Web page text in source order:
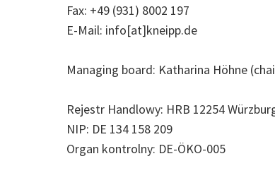
Fax: +49 (931) 8002 197
E-Mail: info[at]kneipp.de
Managing board: Katharina Höhne
Rejestr Handlowy: HRB 12254
NIP: DE 134 158 209
Organ kontrolny: DE-ÖKO-005